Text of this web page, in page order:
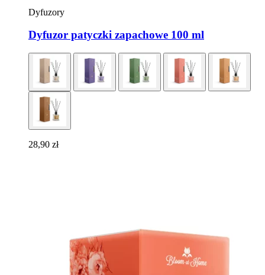
Dyfuzory
Dyfuzor patyczki zapachowe 100 ml
28,90 zł